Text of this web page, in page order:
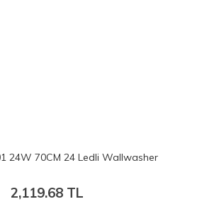
24W 70CM 24 Ledli Wallwasher
2,119.68TL